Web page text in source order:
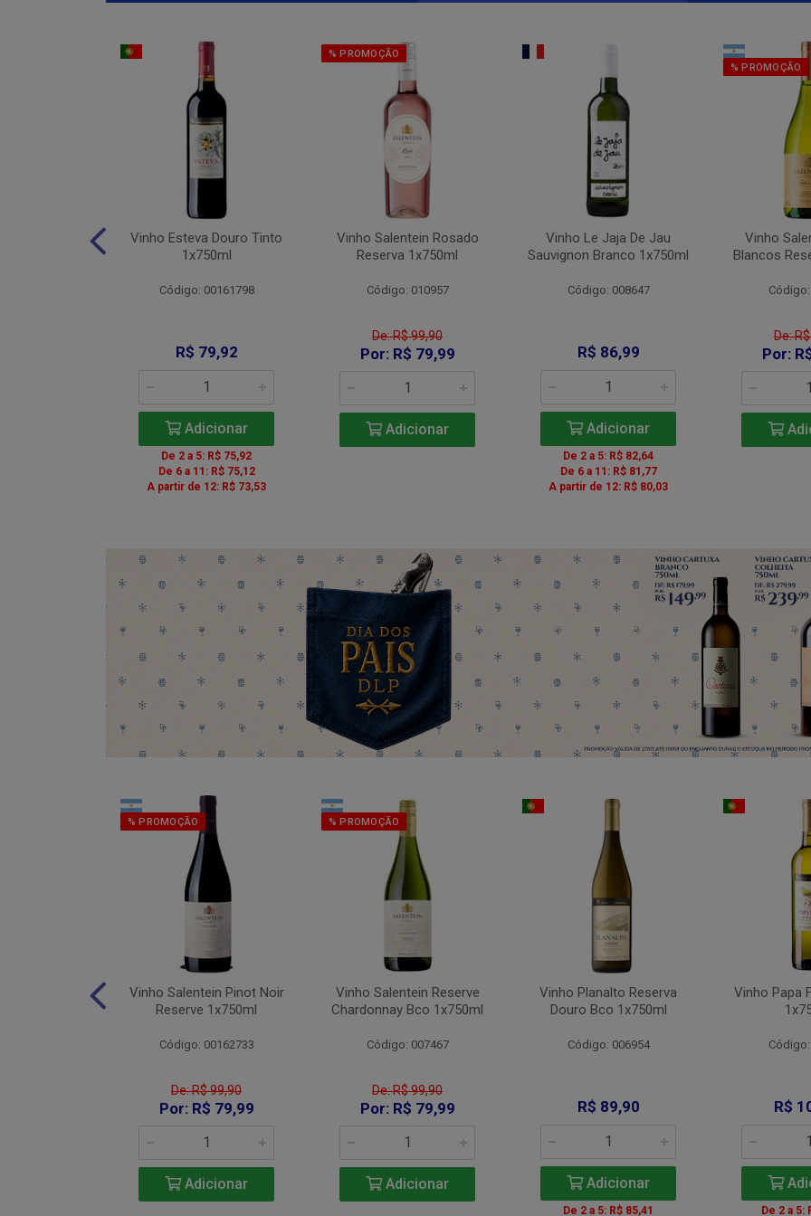
Vinho Esteva Douro Tinto
1x750ml
Código: 00161798
R$ 79,92
Adicionar
De 2 a 5: R$ 75,92
De 6 a 11: R$ 75,12
A partir de 12: R$ 73,53
% PROMOÇÃO
Vinho Salentein Rosado
Reserva 1x750ml
Código: 010957
De: R$ 99,90
Por: R$ 79,99
Adicionar
Vinho Le Jaja De Jau
Sauvignon Branco 1x750ml
Código: 008647
R$ 86,99
Adicionar
De 2 a 5: R$ 82,64
De 6 a 11: R$ 81,77
A partir de 12: R$ 80,03
% PROMOÇÃO
Vinho
Blancos
De:
Por:
% PROMOÇÃO
Vinho Salentein Pinot Noir
Reserve 1x750ml
Código: 00162733
De: R$ 99,90
Por: R$ 79,99
Adicionar
% PROMOÇÃO
Vinho Salentein Reserve
Chardonnay Bco 1x750ml
Código: 007467
De: R$ 99,90
Por: R$ 79,99
Adicionar
Vinho Planalto Reserva
Douro Bco 1x750ml
Código: 006954
R$ 89,90
Adicionar
De 2 a 5: R$ 85,41
Vinho Papa
R$
De 2 a 5: